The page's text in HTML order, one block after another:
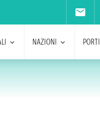
NAZIONI PORTI